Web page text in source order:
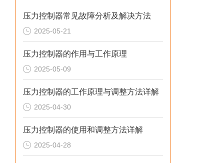
压力控制器常见故障分析及解决方法
2025-05-21
压力控制器的作用与工作原理
2025-05-09
压力控制器的工作原理与调整方法详解
2025-04-30
压力控制器的使用和调整方法详解
2025-04-28